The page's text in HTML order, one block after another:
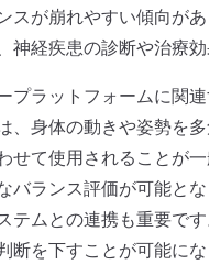
スが崩れやすい傾向が
神経疾患の診断や治療
プラットフォームに関
、身体の動きや姿勢を
せて使用されることが
バランス評価が可能と
テムとの連携も重要で
を下すことが可能にな